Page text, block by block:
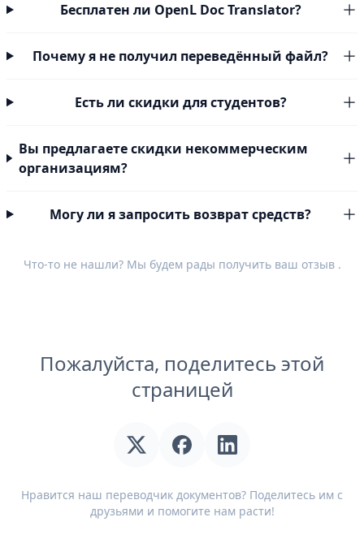
Бесплатен ли OpenL Doc Translator?
Почему я не получил переведённый файл?
Есть ли скидки для студентов?
Вы предлагаете скидки некоммерческим
организациям?
Могу ли я запросить возврат средств?
Что-то не нашли? Мы будем рады получить ваш отзыв.
Пожалуйста, поделитесь этой
страницей
Нравится наш переводчик документов? Поделитесь им с
друзьями и помогите нам расти!